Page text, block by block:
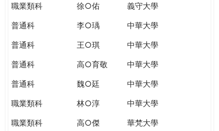
職業類科
徐○佑
義守大學
普通科
李○瑀
中華大學
普通科
王○琪
中華大學
普通科
高○育敬
中華大學
普通科
魏○廷
中華大學
職業類科
林○淳
中華大學
職業類科
高○傑
華梵大學